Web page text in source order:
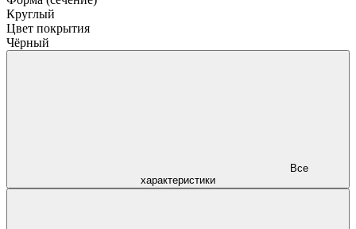
Круглый
Цвет покрытия
Чёрный
характеристики